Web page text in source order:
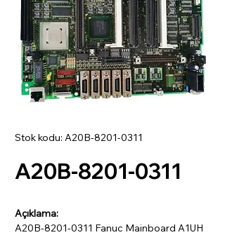
Stok kodu: A20B-8201-0311
A20B-8201-0311
Açıklama:
A20B-8201-0311 Fanuc Mainboard A1UH